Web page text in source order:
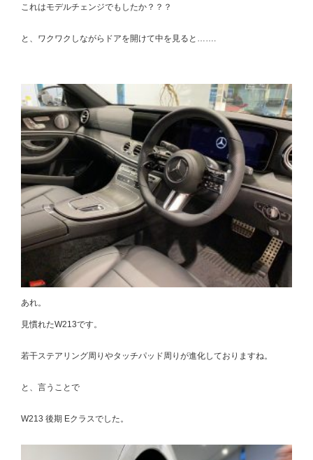
これはモデルチェンジでもしたか？？？
と、ワクワクしながらドアを開けて中を見ると…….
あれ。
見慣れたW213です。
若干ステアリング周りやタッチパッド周りが進化しておりますね。
と、言うことで
W213 後期 Eクラスでした。